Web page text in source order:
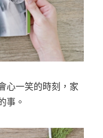
心一笑的時刻，家
事。